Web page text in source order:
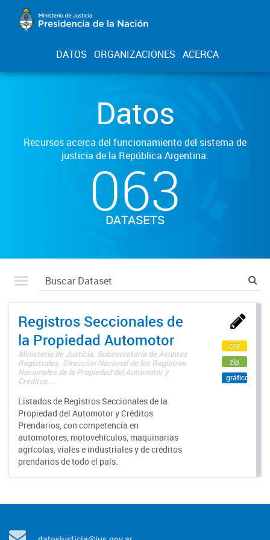
DATOS ORGANIZACIONES ACERCA
Datos
Recursos acerca del funcionamiento del sistema de
justicia de la República Argentina.
063
DATASETS
Registros Seccionales de
la Propiedad Automotor
Ministerio de Justicia. Subsecretaría de Asuntos
Registrales. Dirección Nacional de los Registros
Nacionales de la Propiedad del Automotor y
Créditos ...
Listados de Registros Seccionales de la
Propiedad del Automotor y Créditos
Prendarios, con competencia en
automotores, motovehículos, maquinarias
agrícolas, viales e industriales y de créditos
prendarios de todo el país.
csv
zip
gráfico